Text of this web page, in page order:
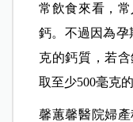
常飲食來看，
鈣。不過因為孕
克的鈣質，若
取至少500毫克的
馨蕙馨醫院婦